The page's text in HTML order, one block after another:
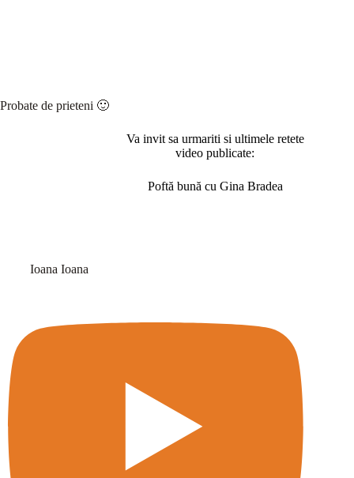
Probate de prieteni 🙂
Ioana Ioana
Va invit sa urmariti si ultimele retete
video publicate:
Poftă bună cu Gina Bradea